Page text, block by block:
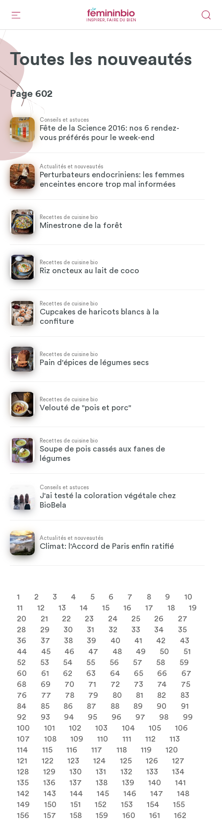
INSPIRER, FAIRE DU BIEN
Toutes les nouveautés
Page 602
Conseils et astuces
Fête de la Science 2016: nos 6 rendez-
vous préférés pour le week-end
Actualités et nouveautés
Perturbateurs endocriniens: les femmes
enceintes encore trop mal informées
Recettes de cuisine bio
Minestrone de la forêt
Recettes de cuisine bio
Riz oncteux au lait de coco
Recettes de cuisine bio
Cupcakes de haricots blancs à la
confiture
Recettes de cuisine bio
Pain d'épices de légumes secs
Recettes de cuisine bio
Velouté de "pois et porc"
Recettes de cuisine bio
Soupe de pois cassés aux fanes de
légumes
Conseils et astuces
J'ai testé la coloration végétale chez
BioBela
Actualités et nouveautés
Climat: l'Accord de Paris enfin ratifié
1 2 3 4 5 6 7 8 9
10
11
12 13 14 15 16 17 18
19
20
21 22 23 24 25 26
27
28
29 30 31 32 33 34
35
36
37 38 39 40 41 42
43
44
45 46 47 48 49 50
51
52
53 54 55 56 57 58
59
60
61 62 63 64 65 66
67
68
69 70 71 72 73 74
75
76
77 78 79 80 81 82
83
84
85 86 87 88 89 90
91
92
93 94 95 96 97 98
99
100
101 102 103 104 105
106
107
108 109 110 111 112
113
114
115 116 117 118 119
120
121
122 123 124 125 126
127
128
129 130 131 132 133
134
135
136 137 138 139 140
141
142
143 144 145 146 147
148
149
150 151 152 153 154
155
156
157 158 159 160 161
162